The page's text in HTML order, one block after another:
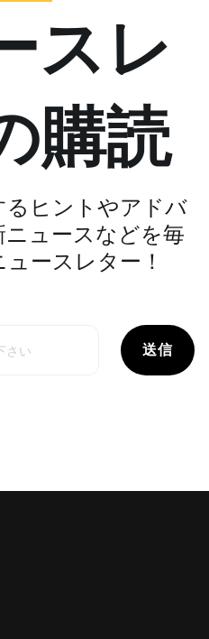
スレ
購読
ヒントやアドバ
ュースなどを毎
ースレター！
送信